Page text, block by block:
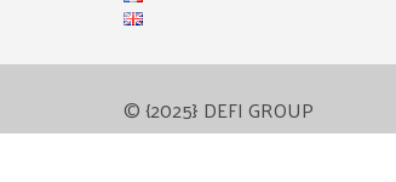
© {2025} DEFI GROUP